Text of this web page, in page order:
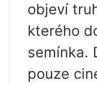
objeví
kterého
semínka.
pouze